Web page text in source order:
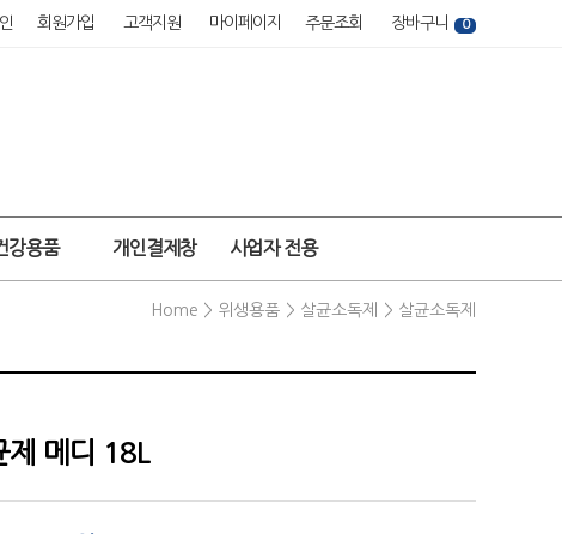
회원가입 고객지원 마이페이지 주문조회 장바구니 0
강용품 개인결제창 사업자 전용
Home > 위생용품 > 살균소독제 > 살균소독제
제 메디 18L